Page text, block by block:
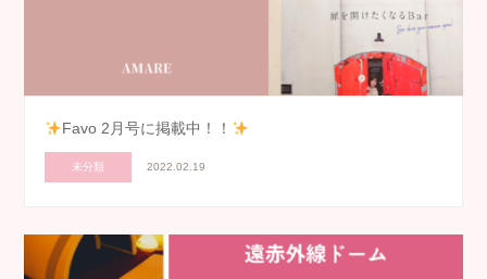
Favo 2月号に掲載中！！
未分類 2022.02.19